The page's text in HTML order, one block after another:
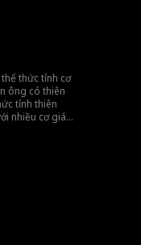
thức tỉnh cơ
ông có thiên
tỉnh thiên
nhiều cơ giáp